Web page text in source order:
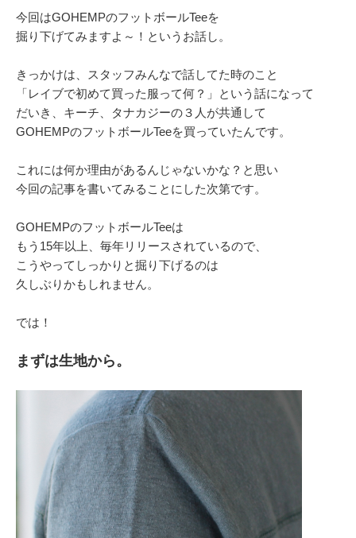
今回はGOHEMPのフットボールTeeを
掘り下げてみますよ～！というお話し。
きっかけは、スタッフみんなで話してた時のこと
「レイブで初めて買った服って何？」という話になって
だいき、キーチ、タナカジーの３人が共通して
GOHEMPのフットボールTeeを買っていたんです。
これには何か理由があるんじゃないかな？と思い
今回の記事を書いてみることにした次第です。
GOHEMPのフットボールTeeは
もう15年以上、毎年リリースされているので、
こうやってしっかりと掘り下げるのは
久しぶりかもしれません。
では！
まずは生地から。